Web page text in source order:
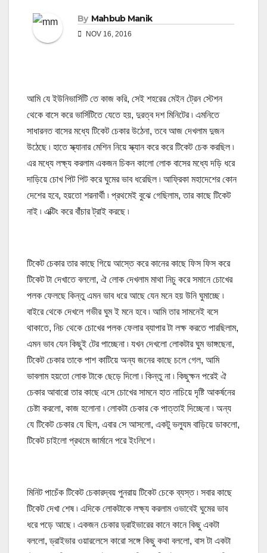
By Mahbub Manik
NOV 16, 2016
আমি যে ইউনিভার্সিটি তে কাজ করি, সেই শহরের মেইন ট্রেন স্টেশন
থেকে বাসে করে ভার্সিটিতে যেতে হয়, দুরত্ব দশ মিনিটের ৷ এমনিতে
সাধারনত বাসের মধ্যে টিকেট চেকার উঠেনা, তবে আজ দেখলাম দুজন
উঠেছে ৷ হাতে স্ক্যানার মেশিন নিয়ে স্ক্যান করে করে টিকেট চেক করছিল ৷
এর মধ্যে লক্ষ্য করলাম একজন চিকন কালো লোক বাসের মধ্যে দড়ি ধরে
দাড়িয়ে চোখ পিট পিট করে ঘুমের ভাব ধরেছিল ৷ আফ্রিকা মহাদেশের কোন
দেশের হবে, হয়তো শরনার্থী ৷ প্রথমেই বুঝে গেছিলাম, তার কাছে টিকেট
নাই ৷ এক্টিং করে বাঁঁচার ট্রাই করছে ৷
টিকেট চেকার তার কাছে গিয়ে আস্তে করে কানের কাছে ফিস ফিস করে
টিকেট টা দেখাতে বললো, ঐ লোক দেখলাম মাথা নিচু করে সমানে চোখের
পলক ফেলছে কিন্তু এমন ভাব ধরে আছে যেন মনে হয় উনি ঘুমাচ্ছে ৷
বাইরে থেকে দেখলে গভীর ঘুম ই মনে হবে ৷ আমি তার সামনেই বসে
থাকাতে, নিচ থেকে চোখের পলক ফেলার ব্যাপার টা লক্ষ করতে পারছিলাম,
এমন ভাব যেন কিছুই টের পাচ্ছেনা ৷ যখন দেখলো লোকটার ঘুম ভাঙ্গছেনা,
টিকেট চেকার তাকে পাশ কাটিয়ে অন্য জনের কাছে চলে গেল, আমি
ভাবলাম হয়তো লোক টাকে ছেড়ে দিলো ৷ কিন্তু না ৷ কিছুক্ষন পরেই ঐ
চেকার আবারো তার কাছে এসে চোখের সামনে হাত নাচিয়ে দৃষ্টি আকর্ষনের
চেষ্টা করলো, কাজ হলোনা ৷ লোকটা চেকার কে পাত্তাই দিচ্ছেনা ৷ অন্য
যে টিকেট চেকার যে ছিল, এবার সে আসলো, একটু ভল্যুম বাড়িয়ে ডাকলো,
টিকেট চাইলো প্রথমে জার্মানে পরে ইংলিশে ৷
মিনিট পাচেঁক টিকেট চেকারদ্বয় পুনরায় টিকেট চেকে ব্যস্ত ৷ সবার কাছে
টিকেট দেখা শেষ ৷ এদিকে লোকটাকে লক্ষ্য করলাম ওভাবেই ঘুমের ভাব
ধরে পড়ে আছে ৷ একজন চেকার ড্রাইভারের কানে কানে কিছু একটা
বললো, ড্রাইভার ওয়ারলেসে কারো সঙ্গে কিছু কথা বললো, বাস টা একটা